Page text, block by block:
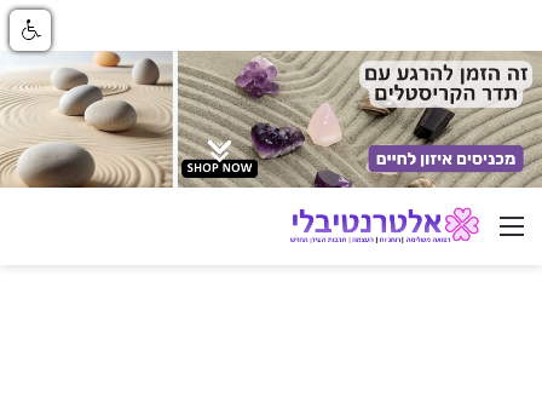
ניווט באתר